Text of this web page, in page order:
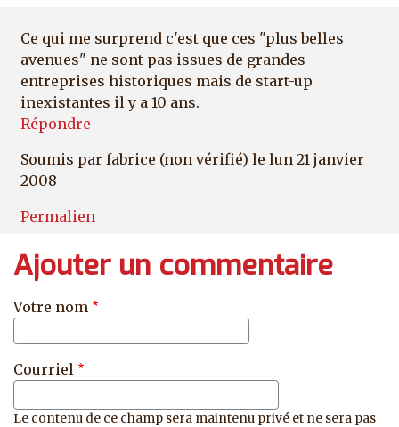
Ce qui me surprend c'est que ces "plus belles
avenues" ne sont pas issues de grandes
entreprises historiques mais de start-up
inexistantes il y a 10 ans.
Répondre
Soumis par fabrice (non vérifié) le lun 21 janvier
2008
Permalien
Ajouter un commentaire
Votre nom
Courriel
Le contenu de ce champ sera maintenu privé et ne sera pas